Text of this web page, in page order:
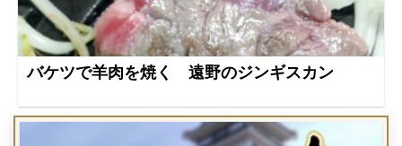
バケツで羊肉を焼く 遠野のジンギスカン